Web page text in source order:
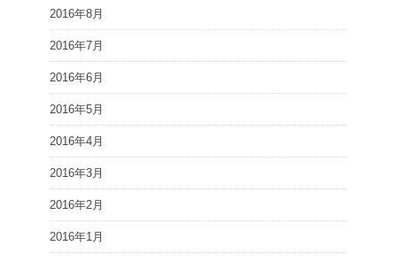
2016年8月
2016年7月
2016年6月
2016年5月
2016年4月
2016年3月
2016年2月
2016年1月